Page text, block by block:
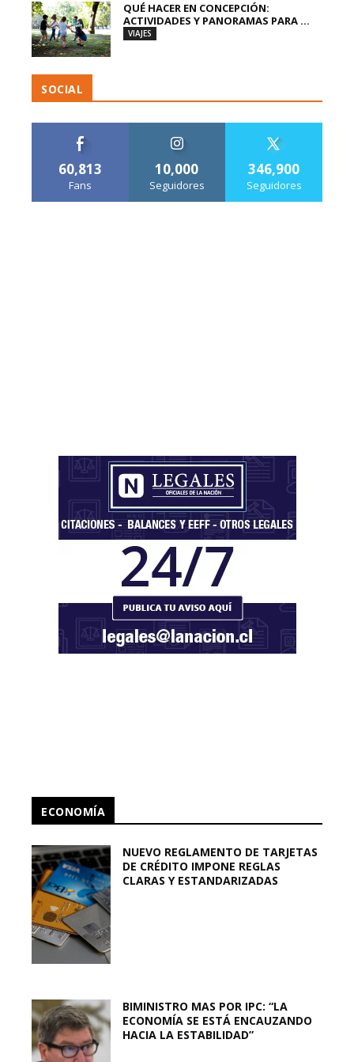
QUÉ HACER EN CONCEPCIÓN:
ACTIVIDADES Y PANORAMAS PARA ...
VIAJES
SOCIAL
60,813
Fans
10,000
Seguidores
346,900
Seguidores
ECONOMÍA
NUEVO REGLAMENTO DE TARJETAS
DE CRÉDITO IMPONE REGLAS
CLARAS Y ESTANDARIZADAS
BIMINISTRO MAS POR IPC: “LA
ECONOMÍA SE ESTÁ ENCAUZANDO
HACIA LA ESTABILIDAD”